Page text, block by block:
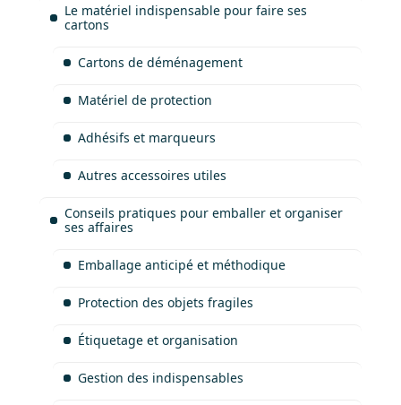
Le matériel indispensable pour faire ses
cartons
Cartons de déménagement
Matériel de protection
Adhésifs et marqueurs
Autres accessoires utiles
Conseils pratiques pour emballer et organiser
ses affaires
Emballage anticipé et méthodique
Protection des objets fragiles
Étiquetage et organisation
Gestion des indispensables